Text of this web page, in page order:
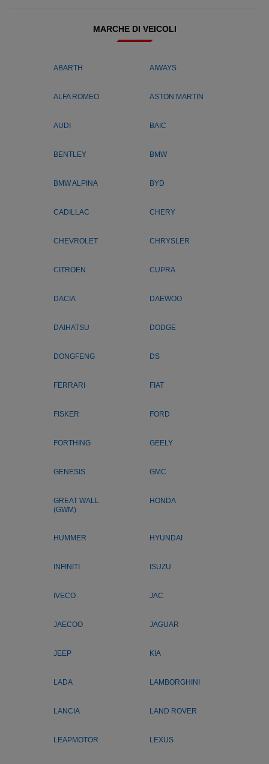
MARCHE DI VEICOLI
ABARTH AIWAYS
ALFA ROMEO ASTON MARTIN
AUDI BAIC
BENTLEY BMW
BMW ALPINA BYD
CADILLAC CHERY
CHEVROLET CHRYSLER
CITROEN CUPRA
DACIA DAEWOO
DAIHATSU DODGE
DONGFENG DS
FERRARI FIAT
FISKER FORD
FORTHING GEELY
GENESIS GMC
GREAT WALL
(GWM)
HONDA
HUMMER HYUNDAI
INFINITI ISUZU
IVECO JAC
JAECOO JAGUAR
JEEP KIA
LADA LAMBORGHINI
LANCIA LAND ROVER
LEAPMOTOR LEXUS